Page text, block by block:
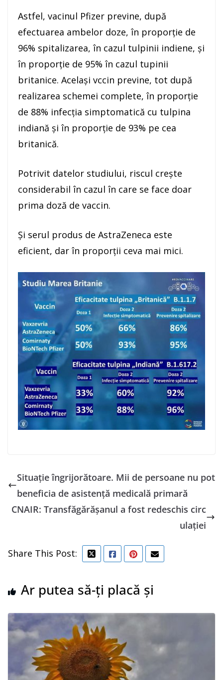
Astfel, vacinul Pfizer previne, după
efectuarea ambelor doze, în proporţie de
96% spitalizarea, în cazul tulpinii indiene, şi
în proporţie de 95% în cazul tupinii
britanice. Acelaşi vccin previne, tot după
realizarea schemei complete, în proporţie
de 88% infecţia simptomatică cu tulpina
indiană şi în proporţie de 93% pe cea
britanică.
Potrivit datelor studiului, riscul creşte
considerabil în cazul în care se face doar
prima doză de vaccin.
Şi serul produs de AstraZeneca este
eficient, dar în proporţii ceva mai mici.
Situație îngrijorătoare. Mii de persoane nu pot
beneficia de asistență medicală primară
CNAIR: Transfăgărăşanul a fost redeschis circ
ulaţiei
Share This Post:
Ar putea să-ți placă și